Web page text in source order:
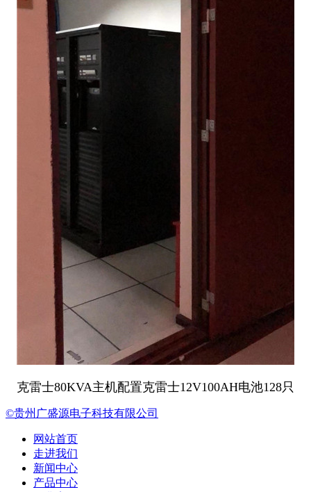
克雷士80KVA主机配置克雷士12V100AH电池128只
©贵州广盛源电子科技有限公司
网站首页
走进我们
新闻中心
产品中心